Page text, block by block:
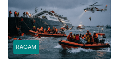
RAGAM